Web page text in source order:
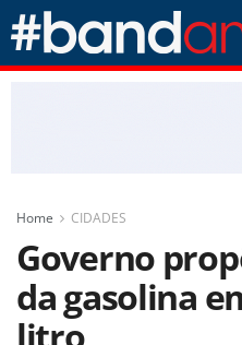
Home CIDADES
Governo
da gasolina